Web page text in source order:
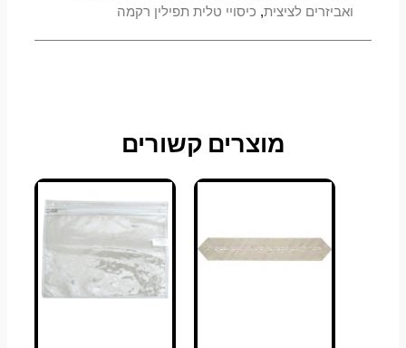
ואביזרים לציצית,כיסויי טלית תפילין רקמה
מוצרים קשורים